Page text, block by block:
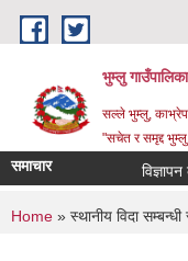
Skip to main content
भुम्लु गाउँपालिका
सल्ले भुम्लु,
"सचेत र समृद्द
समाचार
You are
Home » स्थानीय विदा